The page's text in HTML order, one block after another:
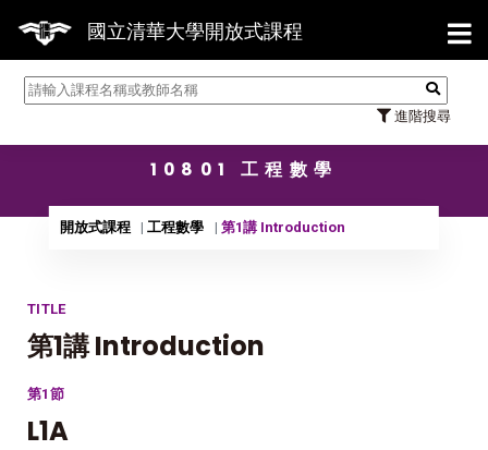
國立清華大學開放式課程
進階搜尋
【7/31】114學年度第2
10801 工程數學
開放式課程 工程數學 第1講 Introduction
TITLE
第1講 Introduction
第1節
L1A